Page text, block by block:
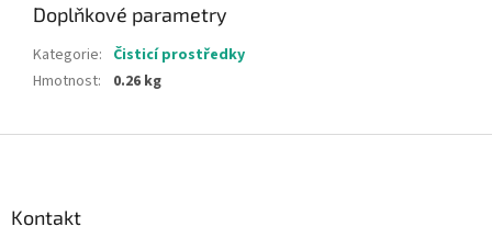
Doplňkové parametry
Kategorie: Čisticí prostředky
Hmotnost: 0.26 kg
Kontakt